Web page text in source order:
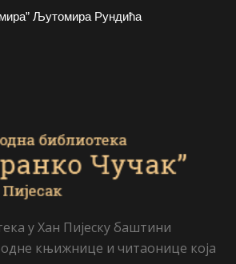
Љутомира Рундића
у Хан Пијеску баштини
књижнице и читаонице која